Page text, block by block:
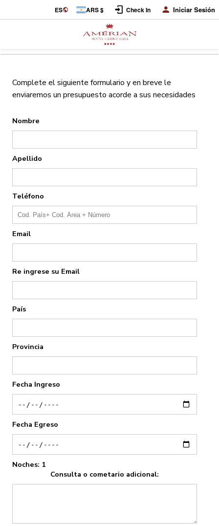
ES ARS $ Check In Iniciar Sesión
Complete el siguiente formulario y en breve le
enviaremos un presupuesto acorde a sus necesidades
Nombre
Apellido
Teléfono
Email
Re ingrese su Email
País
Provincia
Fecha Ingreso
Fecha Egreso
Noches: 1
Consulta o cometario adicional: